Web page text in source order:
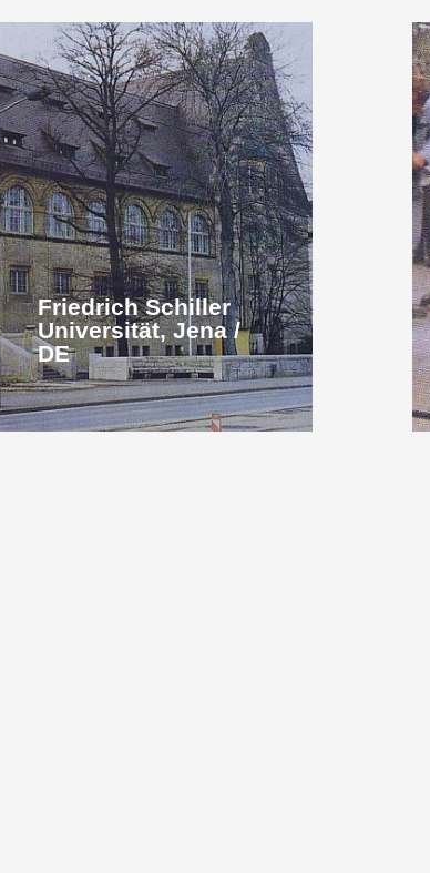
Friedrich Schiller
Universität, Jena /
DE